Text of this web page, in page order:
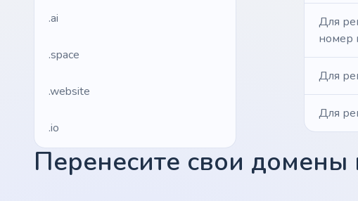
.ai
.space
.website
.io
.ru
Для
номер
Для
Для
Перенесите свои домены